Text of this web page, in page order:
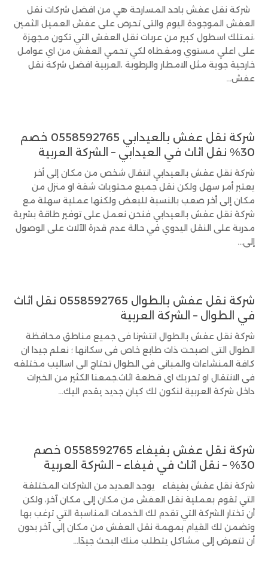
شركة نقل عفش باحد المسارحة هي من افضل شركات نقل
العفش الموجودة اليوم والتى تحرص على عفش العميل الثمين
،نمتلك اسطول كبير من عربات نقل العفش التي تكون مجهزة
على اعلي مستوي ومغطاه لكي تحمي العفش من اي عوامل
خارجية جوية مثل الامطار والرطوبة ،العربية افضل شركة نقل
عفش...
شركة نقل عفش بالعيدابي 0558592765 خصم
30% نقل اثاث في العيدابي – الشركة العربية
شركة نقل عفش بالعيدابي انتقال شخص من مكان إلى أخر
يعتبر أمر سهل ولكن نقل جميع محتويات شقة او منزل من
مكان إلى أخر صعب بالنسبة للبعض ولكنها عملية سهلة مع
شركة نقل عفش بالعيدابي فنحن نعمل على توفير طاقة بشرية
مدربة على النقل اليدوي في حالة عدم قدرة الآلات على الوصول
إلى...
شركة نقل عفش بالطوال 0558592765 نقل اثاث
في الطوال – الشركة العربية
شركة نقل عفش بالطوال انتشرنا فى جميع مناطق محافظة
الطوال التى اصبحت ذات طابع خاص فى سكانها ؛ نعلم جيدا ان
كافة المنشاءات والمبانى فى الطوال تحتاج الى اساليب مختلفه
فى الانتقال او تحريك اى قطعة اثاث.جمعنا الكثير من الخبرات
داخل شركة العربية لنكون لك كيان جديد يقدم اليك...
شركة نقل عفش بفيفاء 0558592765 خصم
30% – نقل اثاث في فيفاء – الشركة العربية
شركة نقل عفش بفيفاء يوجد العديد من الشركات المختلفة
التي تقوم بعملية نقل العفش من مكان إلى مكان آخر، ولكن
أن تختار الشركة التي تقدم لك الخدمات المناسبة التي ترغب بها
وتضمن لك القيام بمهمة نقل العفش من مكان إلى آخر بدون
أن تتعرض إلى مشاكل يتطلب منك البحث جيدًا...